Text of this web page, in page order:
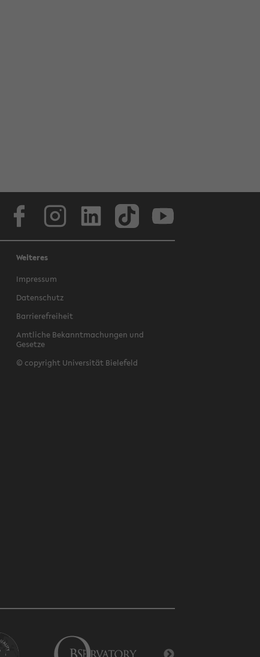
Weiteres
Impressum
Datenschutz
Barrierefreiheit
Amtliche Bekanntmachungen und
Gesetze
© copyright Universität Bielefeld